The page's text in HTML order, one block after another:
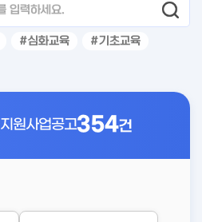
심화교육
기초교육
지원사업공고354건